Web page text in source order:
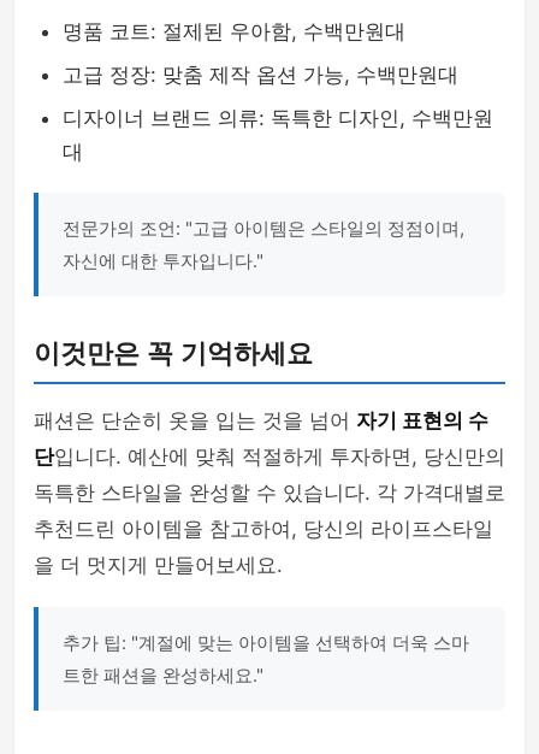
명품 코트: 절제된 우아함, 수백만원대
고급 정장: 맞춤 제작 옵션 가능, 수백만원대
디자이너 브랜드 의류: 독특한 디자인, 수백만원
대
전문가의 조언: "고급 아이템은 스타일의 정점이며,
자신에 대한 투자입니다."
이것만은 꼭 기억하세요
패션은 단순히 옷을 입는 것을 넘어 자기 표현의 수
단입니다. 예산에 맞춰 적절하게 투자하면, 당신만의
독특한 스타일을 완성할 수 있습니다. 각 가격대별로
추천드린 아이템을 참고하여, 당신의 라이프스타일
을 더 멋지게 만들어보세요.
추가 팁: "계절에 맞는 아이템을 선택하여 더욱 스마
트한 패션을 완성하세요."